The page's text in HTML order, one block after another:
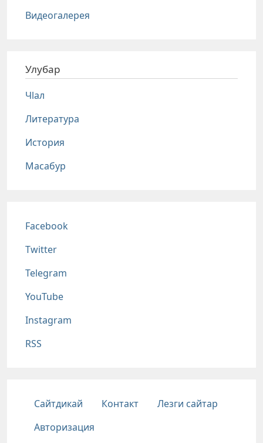
Видеогалерея
Улубар
Чlал
Литература
История
Масабур
Соц сети
Facebook
Twitter
Telegram
YouTube
Instagram
RSS
Подвал
Сайтдикай Контакт
Лезги сайтар
Авторизация